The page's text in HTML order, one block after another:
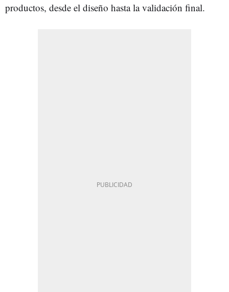
productos, desde el diseño hasta la validación final.